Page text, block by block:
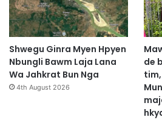
g
a
Shwegu Ginra Myen Hpyen
Nbungli Bawm Laja Lana
Wa Jahkrat Bun Nga
4th August 2026
de